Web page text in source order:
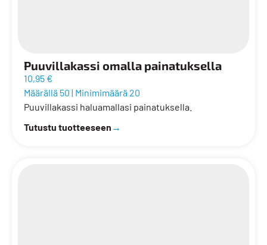
Puuvillakassi omalla painatuksella
10,95 €
Määrällä 50 | Minimimäärä 20
Puuvillakassi haluamallasi painatuksella.
Tutustu tuotteeseen →